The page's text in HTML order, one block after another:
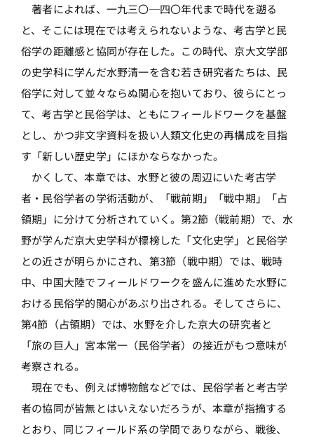
著者によれば、一九三〇─四〇年代まで時代を遡る
と、そこには現在では考えられないような、考古学と民
俗学の距離感と協同が存在した。この時代、京大文学部
の史学科に学んだ水野清一を含む若き研究者たちは、民
俗学に対して並々ならぬ関心を抱いており、彼らにとっ
て、考古学と民俗学は、ともにフィールドワークを基盤
とし、かつ非文字資料を扱い人類文化史の再構成を目指
す「新しい歴史学」にほかならなかった。
かくして、本章では、水野と彼の周辺にいた考古学
者・民俗学者の学術活動が、「戦前期」「戦中期」「占
領期」に分けて分析されていく。第2節（戦前期）で、水
野が学んだ京大史学科が標榜した「文化史学」と民俗学
との近さが明らかにされ、第3節（戦中期）では、戦時
中、中国大陸でフィールドワークを盛んに進めた水野に
おける民俗学的関心があぶり出される。そしてさらに、
第4節（占領期）では、水野を介した京大の研究者と
「旅の巨人」宮本常一（民俗学者）の接近がもつ意味が
考察される。
現在でも、例えば博物館などでは、民俗学者と考古学
者の協同が皆無とはいえないだろうが、本章が指摘する
とおり、同じフィールド系の学問でありながら、戦後、